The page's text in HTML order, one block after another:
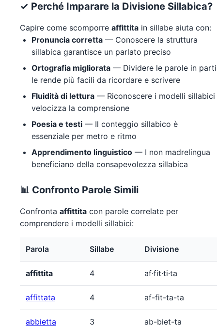
✓ Perché Imparare la Divisione Sillabica?
Capire come scomporre affittita in sillabe aiuta con:
Pronuncia corretta — Conoscere la struttura
sillabica garantisce un parlato preciso
Ortografia migliorata — Dividere le parole in parti
le rende più facili da ricordare e scrivere
Fluidità di lettura — Riconoscere i modelli sillabici
velocizza la comprensione
Poesia e testi — Il conteggio sillabico è
essenziale per metro e ritmo
Apprendimento linguistico — I non madrelingua
beneficiano della consapevolezza sillabica
📊 Confronto Parole Simili
Confronta affittita con parole correlate per
comprendere i modelli sillabici:
Parola Sillabe Divisione
affittita 4 af·fit·ti·ta
affittata 4 af-fit-ta-ta
abbietta 3 ab-biet-ta